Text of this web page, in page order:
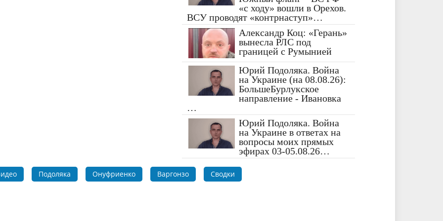
«с ходу» вошли в Орехов.
ВСУ проводят «контрнаступ»…
Александр Коц: «Герань»
вынесла РЛС под
границей с Румынией
Юрий Подоляка. Война
на Украине (на 08.08.26):
БольшеБурлукское
направление - Ивановка
…
Юрий Подоляка. Война
на Украине в ответах на
вопросы моих прямых
эфирах 03-05.08.26…
Подоляка Онуфриенко Варгонзо Сводки